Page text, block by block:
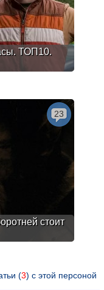
ТОП10.
стоит
23
(3) с этой персоной